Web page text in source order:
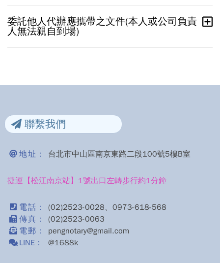
委託他人代辦應攜帶之文件(本人或公司負責
人無法親自到場)
聯繫我們
地址： 台北市中山區南京東路二段100號5樓B室
捷運【松江南京站】1號出口左轉步行約1分鐘
電話：
(02)2523-0028、0973-618-568
傳真：
(02)2523-0063
電郵：
pengnotary@gmail.com
LINE：
@1688k